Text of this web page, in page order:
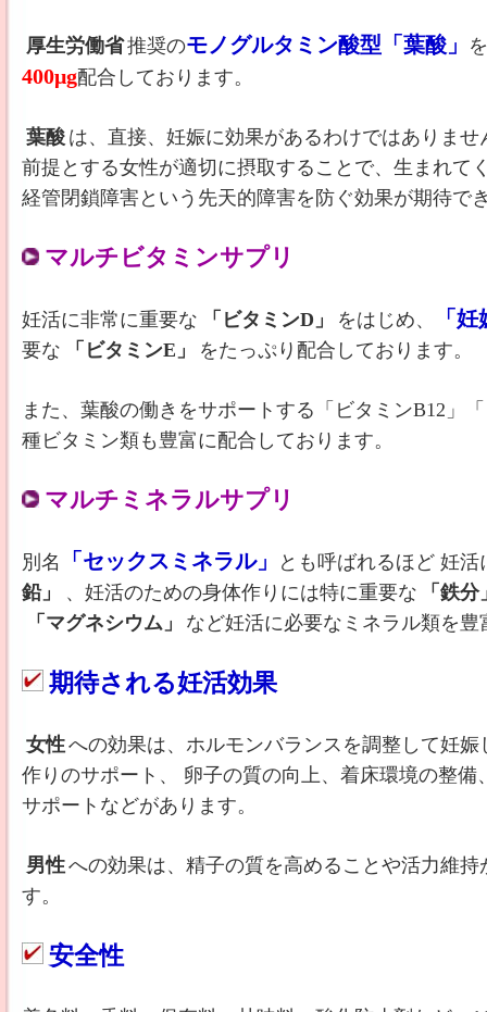
厚生労働省推奨のモノグルタミン酸型「葉酸」
400μg配合しております。
葉酸 は、直接、妊娠に効果があるわけではありませ
前提とする女性が適切に摂取することで、生まれて
経管閉鎖障害という先天的障害を防ぐ効果が期待で
マルチビタミンサプリ
妊活に非常に重要な 「ビタミンD」 をはじめ、 「
要な 「ビタミンE」 をたっぷり配合しております。
また、葉酸の働きをサポートする「ビタミンB12」
種ビタミン類も豊富に配合しております。
マルチミネラルサプリ
別名 「セックスミネラル」
とも呼ばれるほど 妊
鉛」
、妊活のための身体作りには特に重要な
「鉄分
「マグネシウム」
など妊活に必要なミネラル類を
期待される妊活効果
女性への効果は、ホルモンバランスを調整して妊娠
作りのサポート、 卵子の質の向上、着床環境の整備
サポートなどがあります。
男性への効果は、精子の質を高めることや活力維持
す。
安全性